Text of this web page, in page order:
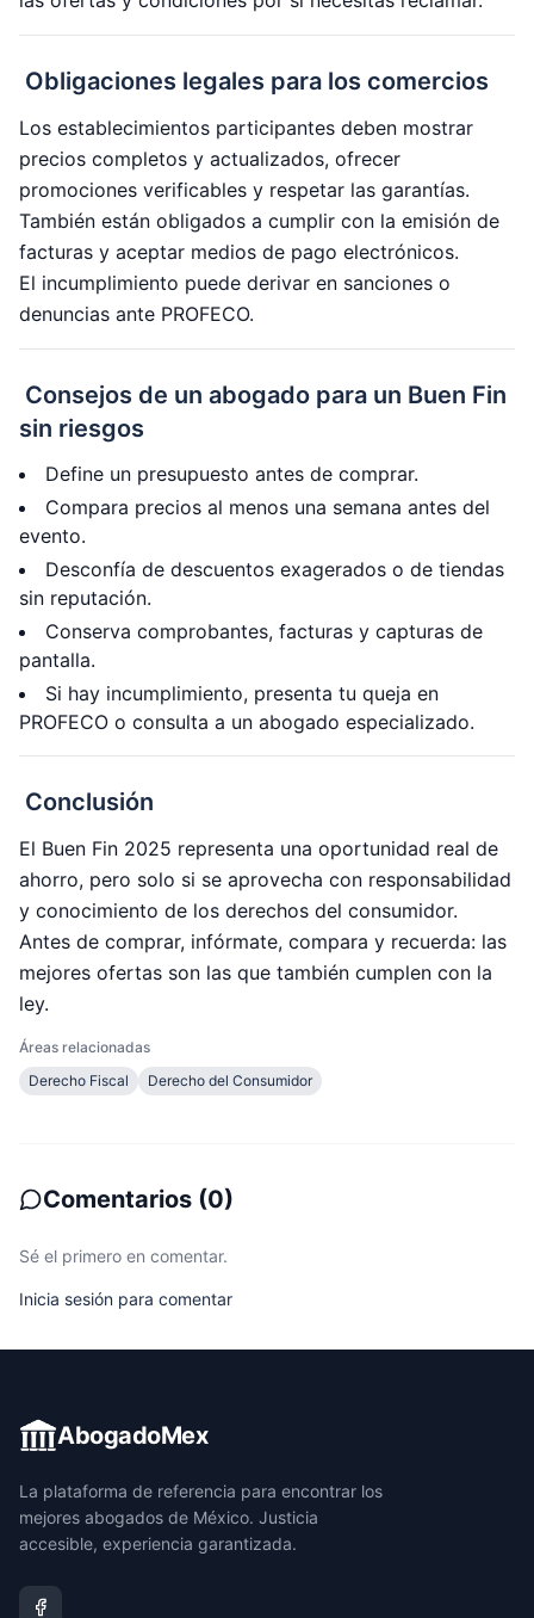
Obligaciones legales para los comercios
Los establecimientos participantes deben mostrar
precios completos y actualizados, ofrecer
promociones verificables y respetar las garantías.
También están obligados a cumplir con la emisión de
facturas y aceptar medios de pago electrónicos.
El incumplimiento puede derivar en sanciones o
denuncias ante PROFECO.
Consejos de un abogado para un Buen Fin
sin riesgos
Define un presupuesto antes de comprar.
Compara precios al menos una semana antes del
evento.
Desconfía de descuentos exagerados o de tiendas
sin reputación.
Conserva comprobantes, facturas y capturas de
pantalla.
Si hay incumplimiento, presenta tu queja en
PROFECO o consulta a un abogado especializado.
Conclusión
El Buen Fin 2025 representa una oportunidad real de
ahorro, pero solo si se aprovecha con responsabilidad
y conocimiento de los derechos del consumidor.
Antes de comprar, infórmate, compara y recuerda: las
mejores ofertas son las que también cumplen con la
ley.
Áreas relacionadas
Derecho Fiscal
Derecho del Consumidor
Comentarios (0)
Sé el primero en comentar.
Inicia sesión para comentar
AbogadoMex
La plataforma de referencia para encontrar los
mejores abogados de México. Justicia
accesible, experiencia garantizada.